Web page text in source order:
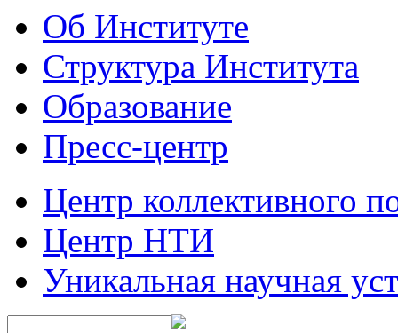
Об Институте
Структура Института
Образование
Пресс-центр
Центр коллективного
Центр НТИ
Уникальная научная